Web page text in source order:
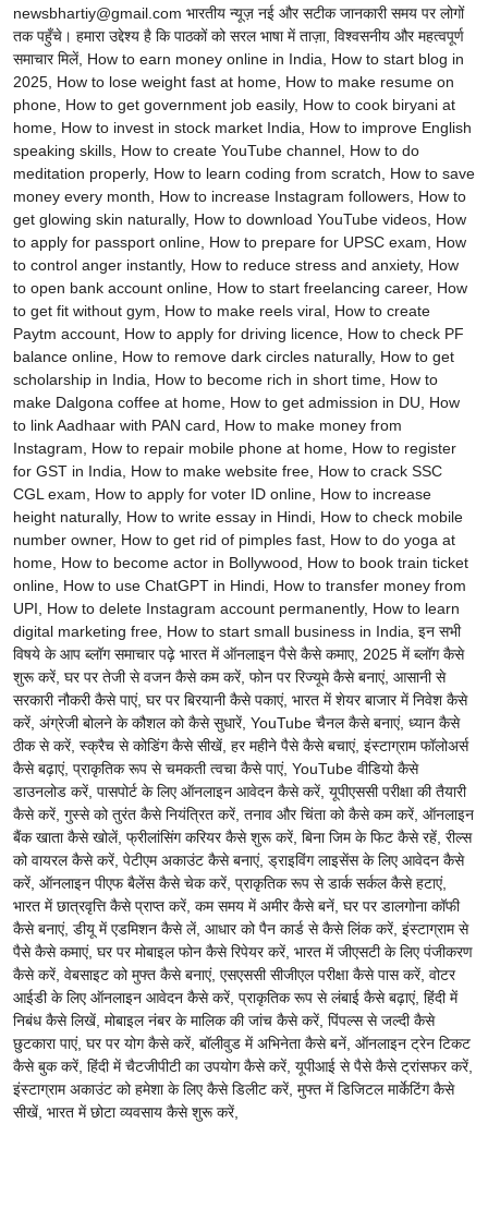
newsbhartiy@gmail.com भारतीय न्यूज़ नई और सटीक जानकारी समय पर लोगों
तक पहुँचे। हमारा उद्देश्य है कि पाठकों को सरल भाषा में ताज़ा, विश्वसनीय और महत्वपूर्ण
समाचार मिलें, How to earn money online in India, How to start blog in
2025, How to lose weight fast at home, How to make resume on
phone, How to get government job easily, How to cook biryani at
home, How to invest in stock market India, How to improve English
speaking skills, How to create YouTube channel, How to do
meditation properly, How to learn coding from scratch, How to save
money every month, How to increase Instagram followers, How to
get glowing skin naturally, How to download YouTube videos, How
to apply for passport online, How to prepare for UPSC exam, How
to control anger instantly, How to reduce stress and anxiety, How
to open bank account online, How to start freelancing career, How
to get fit without gym, How to make reels viral, How to create
Paytm account, How to apply for driving licence, How to check PF
balance online, How to remove dark circles naturally, How to get
scholarship in India, How to become rich in short time, How to
make Dalgona coffee at home, How to get admission in DU, How
to link Aadhaar with PAN card, How to make money from
Instagram, How to repair mobile phone at home, How to register
for GST in India, How to make website free, How to crack SSC
CGL exam, How to apply for voter ID online, How to increase
height naturally, How to write essay in Hindi, How to check mobile
number owner, How to get rid of pimples fast, How to do yoga at
home, How to become actor in Bollywood, How to book train ticket
online, How to use ChatGPT in Hindi, How to transfer money from
UPI, How to delete Instagram account permanently, How to learn
digital marketing free, How to start small business in India, इन सभी
विषये के आप ब्लॉग समाचार पढ़े भारत में ऑनलाइन पैसे कैसे कमाए, 2025 में ब्लॉग कैसे
शुरू करें, घर पर तेजी से वजन कैसे कम करें, फोन पर रिज्यूमे कैसे बनाएं, आसानी से
सरकारी नौकरी कैसे पाएं, घर पर बिरयानी कैसे पकाएं, भारत में शेयर बाजार में निवेश कैसे
करें, अंग्रेजी बोलने के कौशल को कैसे सुधारें, YouTube चैनल कैसे बनाएं, ध्यान कैसे
ठीक से करें, स्क्रैच से कोडिंग कैसे सीखें, हर महीने पैसे कैसे बचाएं, इंस्टाग्राम फॉलोअर्स
कैसे बढ़ाएं, प्राकृतिक रूप से चमकती त्वचा कैसे पाएं, YouTube वीडियो कैसे
डाउनलोड करें, पासपोर्ट के लिए ऑनलाइन आवेदन कैसे करें, यूपीएससी परीक्षा की तैयारी
कैसे करें, गुस्से को तुरंत कैसे नियंत्रित करें, तनाव और चिंता को कैसे कम करें, ऑनलाइन
बैंक खाता कैसे खोलें, फ्रीलांसिंग करियर कैसे शुरू करें, बिना जिम के फिट कैसे रहें, रील्स
को वायरल कैसे करें, पेटीएम अकाउंट कैसे बनाएं, ड्राइविंग लाइसेंस के लिए आवेदन कैसे
करें, ऑनलाइन पीएफ बैलेंस कैसे चेक करें, प्राकृतिक रूप से डार्क सर्कल कैसे हटाएं,
भारत में छात्रवृत्ति कैसे प्राप्त करें, कम समय में अमीर कैसे बनें, घर पर डालगोना कॉफी
कैसे बनाएं, डीयू में एडमिशन कैसे लें, आधार को पैन कार्ड से कैसे लिंक करें, इंस्टाग्राम से
पैसे कैसे कमाएं, घर पर मोबाइल फोन कैसे रिपेयर करें, भारत में जीएसटी के लिए पंजीकरण
कैसे करें, वेबसाइट को मुफ्त कैसे बनाएं, एसएससी सीजीएल परीक्षा कैसे पास करें, वोटर
आईडी के लिए ऑनलाइन आवेदन कैसे करें, प्राकृतिक रूप से लंबाई कैसे बढ़ाएं, हिंदी में
निबंध कैसे लिखें, मोबाइल नंबर के मालिक की जांच कैसे करें, पिंपल्स से जल्दी कैसे
छुटकारा पाएं, घर पर योग कैसे करें, बॉलीवुड में अभिनेता कैसे बनें, ऑनलाइन ट्रेन टिकट
कैसे बुक करें, हिंदी में चैटजीपीटी का उपयोग कैसे करें, यूपीआई से पैसे कैसे ट्रांसफर करें,
इंस्टाग्राम अकाउंट को हमेशा के लिए कैसे डिलीट करें, मुफ्त में डिजिटल मार्केटिंग कैसे
सीखें, भारत में छोटा व्यवसाय कैसे शुरू करें,